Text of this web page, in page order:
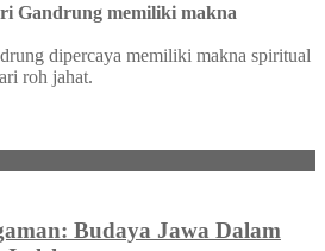
Gandrung memiliki makna
dipercaya memiliki makna spiritual
roh jahat.
Budaya Jawa Dalam